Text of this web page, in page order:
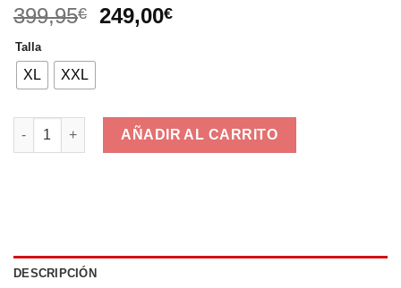
399,95€
El
249,00€El
Talla
XL XXL
ALPINESTAR Valparaiso cantidad
AÑADIR AL CARRITO
DESCRIPCIÓN